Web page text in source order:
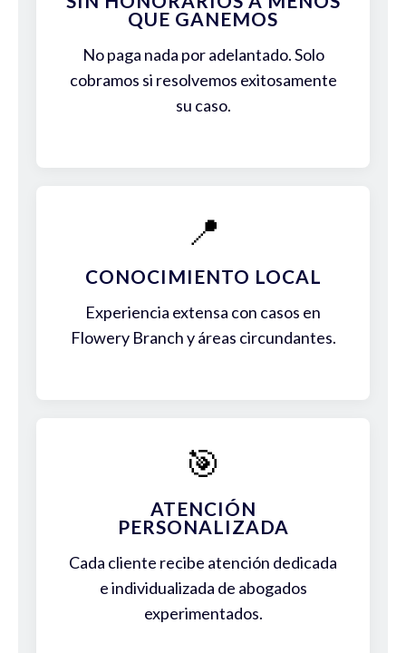
QUE GANEMOS
No paga nada por adelantado. Solo
cobramos si resolvemos exitosamente
su caso.
📍
CONOCIMIENTO LOCAL
Experiencia extensa con casos en
Flowery Branch y áreas circundantes.
🎯
ATENCIÓN
PERSONALIZADA
Cada cliente recibe atención dedicada
e individualizada de abogados
experimentados.